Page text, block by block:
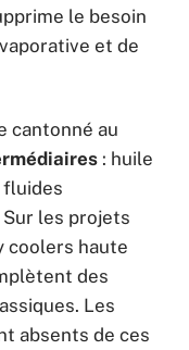
le besoin
et de
cantonné au
: huile
fluides
les projets
coolers haute
des
Les
absents de ces